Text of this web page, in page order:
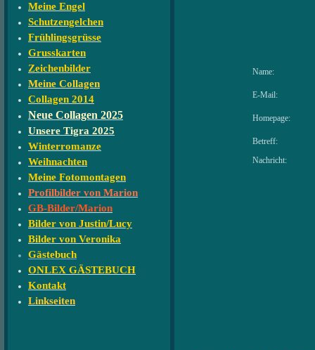
Meine Engel
Schutzengelchen
Frühlingsgrüsse
Grusskarten
Zeichenbilder
Meine Collagen
Collagen 2014
Neue Collagen 2025
Unsere Tigra 2025
Winterromanze
Weihnachten
Meine Fotomontagen
Profilbilder von Marion
GB-Bilder/Marion
Bilder von Justin/Lucy
Bilder von Veronika
Gästebuch
ONLEX GÄSTEBUCH
Kontakt
Linkseiten
Name:
E-Mail:
Homepage:
Betreff:
Nachricht: